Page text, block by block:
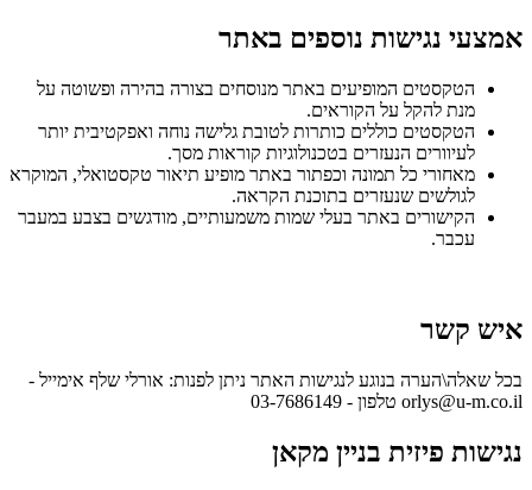
אמצעי נגישות נוספים באתר
הטקסטים המופיעים באתר מנוסחים בצורה בהירה ופשוטה על
מנת להקל על הקוראים.
הטקסטים כוללים כותרות לטובת גלישה נוחה ואפקטיבית יותר
לעיוורים הנעזרים בטכנולוגיות קוראות מסך.
מאחורי כל תמונה וכפתור באתר מופיע תיאור טקסטואלי, המוקרא
לגולשים שנעזרים בתוכנת הקראה.
הקישורים באתר בעלי שמות משמעותיים, מודגשים בצבע במעבר
עכבר.
איש קשר
בכל שאלה\הערה בנוגע לנגישות האתר ניתן לפנות: אורלי שלף אימייל -
orlys@u-m.co.il טלפון - 03-7686149
נגישות פיזית בניין מקאן